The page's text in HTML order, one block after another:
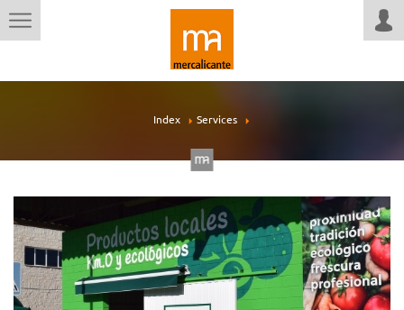
Index Services